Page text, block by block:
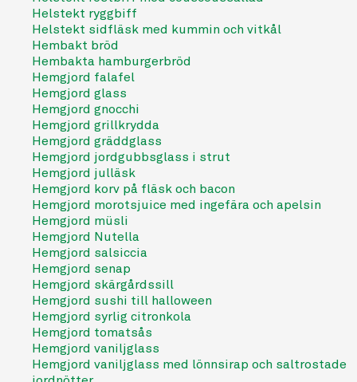
Helstekt ryggbiff
Helstekt sidfläsk med kummin och vitkål
Hembakt bröd
Hembakta hamburgerbröd
Hemgjord falafel
Hemgjord glass
Hemgjord gnocchi
Hemgjord grillkrydda
Hemgjord gräddglass
Hemgjord jordgubbsglass i strut
Hemgjord julläsk
Hemgjord korv på fläsk och bacon
Hemgjord morotsjuice med ingefära och apelsin
Hemgjord müsli
Hemgjord Nutella
Hemgjord salsiccia
Hemgjord senap
Hemgjord skärgårdssill
Hemgjord sushi till halloween
Hemgjord syrlig citronkola
Hemgjord tomatsås
Hemgjord vaniljglass
Hemgjord vaniljglass med lönnsirap och saltrostade